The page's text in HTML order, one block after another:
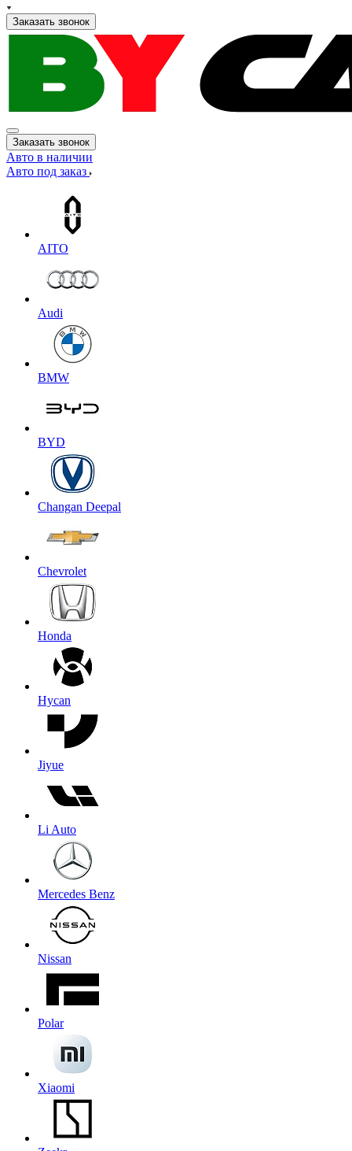
Заказать звонок
Заказать звонок
Авто в наличии
Авто под заказ
AITO
Audi
BMW
BYD
Changan Deepal
Chevrolet
Honda
Hycan
Jiyue
Li Auto
Mercedes Benz
Nissan
Polar
Xiaomi